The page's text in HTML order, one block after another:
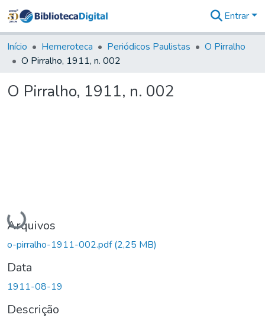
&
Coleções
Tudo na
Digital
Entrar
Início Hemeroteca Periódicos Paulistas
O Pirralho
O Pirralho, 1911, n. 002
O Pirralho, 1911, n. 002
Carregando...
Arquivos
o-pirralho-1911-002.pdf(2,25 MB)
Data
1911-08-19
Descrição